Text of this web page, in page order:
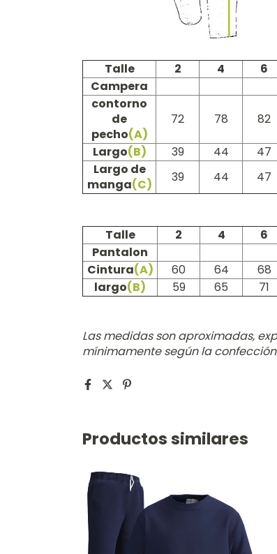
Talle 2 4 6
Campera
contorno
de
pecho(A)
72 78 82
Largo(B) 39 44 47
Largo de
manga(C) 39 44 47
Talle 2 4 6
Pantalon
Cintura(A) 60 64 68
largo(B) 59 65 71
Las medidas son aproximadas,
mínimamente según la
Productos similares